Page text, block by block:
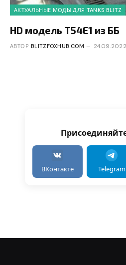
АКТУАЛЬНЫЕ МОДЫ ДЛЯ TANKS BLITZ
HD модель T54E1 из ББ
АВТОР BLITZFOXHUB.COM 24.09.2022
ВКонтакте Telegram